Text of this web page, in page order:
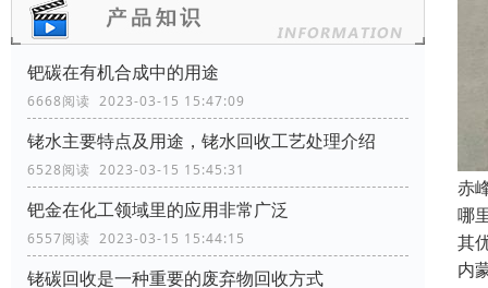
钯碳在有机合成中的用途
6668阅读 2023-03-15 15:47:09
铑水主要特点及用途，铑水回收工艺处理介绍
6528阅读 2023-03-15 15:45:31
钯金在化工领域里的应用非常广泛
6557阅读 2023-03-15 15:44:15
铑碳回收是一种重要的废弃物回收方式
赤
哪
其
内